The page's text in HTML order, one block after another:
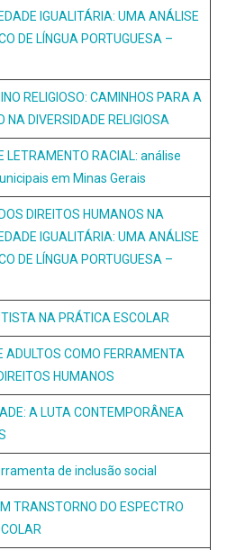
IGUALITÁRIA: UMA ANÁLISE
DE LÍNGUA PORTUGUESA –
RELIGIOSO: CAMINHOS PARA A
NA DIVERSIDADE RELIGIOSA
LETRAMENTO RACIAL: análise
em Minas Gerais
DIREITOS HUMANOS NA
IGUALITÁRIA: UMA ANÁLISE
DE LÍNGUA PORTUGUESA –
NA PRÁTICA ESCOLAR
ADULTOS COMO FERRAMENTA
HUMANOS
A LUTA CONTEMPORÂNEA
de inclusão social
TRANSTORNO DO ESPECTRO